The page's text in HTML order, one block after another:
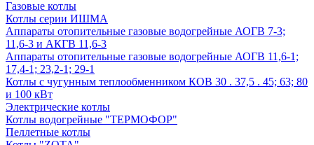
Газовые котлы
Котлы серии ИШМА
Аппараты отопительные газовые водогрейные АОГВ 7-3;
11,6-3 и АКГВ 11,6-3
Аппараты отопительные газовые водогрейные АОГВ 11,6-1;
17,4-1; 23,2-1; 29-1
Котлы с чугунным теплообменником КОВ 30 . 37,5 . 45; 63; 80
и 100 кВт
Электрические котлы
Котлы водогрейные "ТЕРМОФОР"
Пеллетные котлы